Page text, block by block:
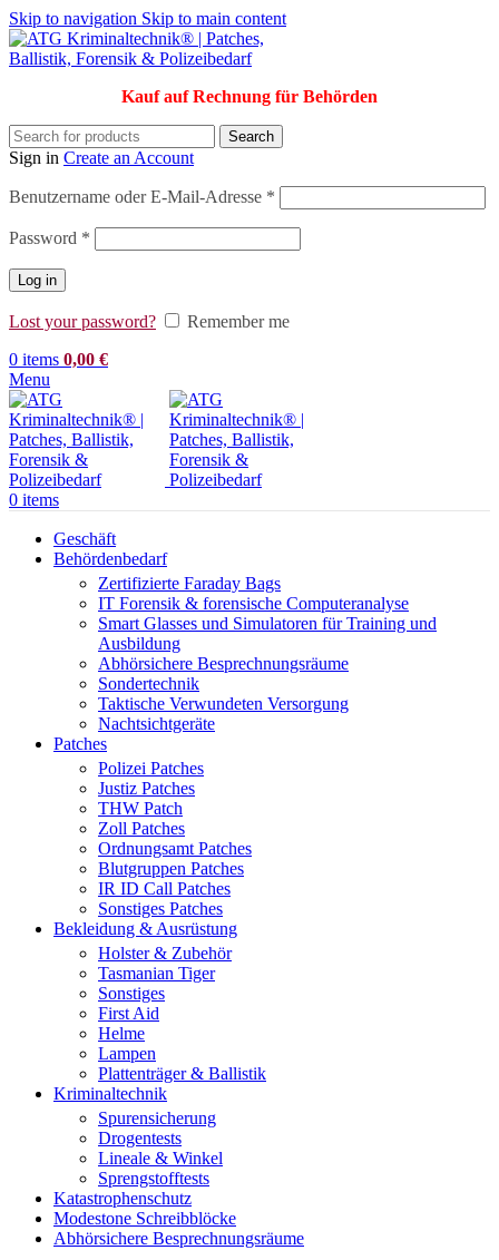
Skip to navigation Skip to main content
Kauf auf Rechnung für Behörden
Search
Sign in Create an Account
Benutzername oder E-Mail-Adresse *
Password *
Log in
Lost your password?
Remember me
0 items 0,00 €
Menu
0 items
Geschäft
Behördenbedarf
Zertifizierte Faraday Bags
IT Forensik & forensische Computeranalyse
Smart Glasses und Simulatoren für Training und
Ausbildung
Abhörsichere Besprechnungsräume
Sondertechnik
Taktische Verwundeten Versorgung
Nachtsichtgeräte
Patches
Polizei Patches
Justiz Patches
THW Patch
Zoll Patches
Ordnungsamt Patches
Blutgruppen Patches
IR ID Call Patches
Sonstiges Patches
Bekleidung & Ausrüstung
Holster & Zubehör
Tasmanian Tiger
Sonstiges
First Aid
Helme
Lampen
Plattenträger & Ballistik
Kriminaltechnik
Spurensicherung
Drogentests
Lineale & Winkel
Sprengstofftests
Katastrophenschutz
Modestone Schreibblöcke
Abhörsichere Besprechnungsräume